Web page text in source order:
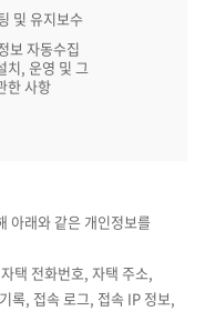
및 유지보수
보 자동수집
치, 운영 및 그
한 사항
아래와 같은 개인정보를
택 전화번호, 자택 주소,
록, 접속 로그, 접속 IP 정보,